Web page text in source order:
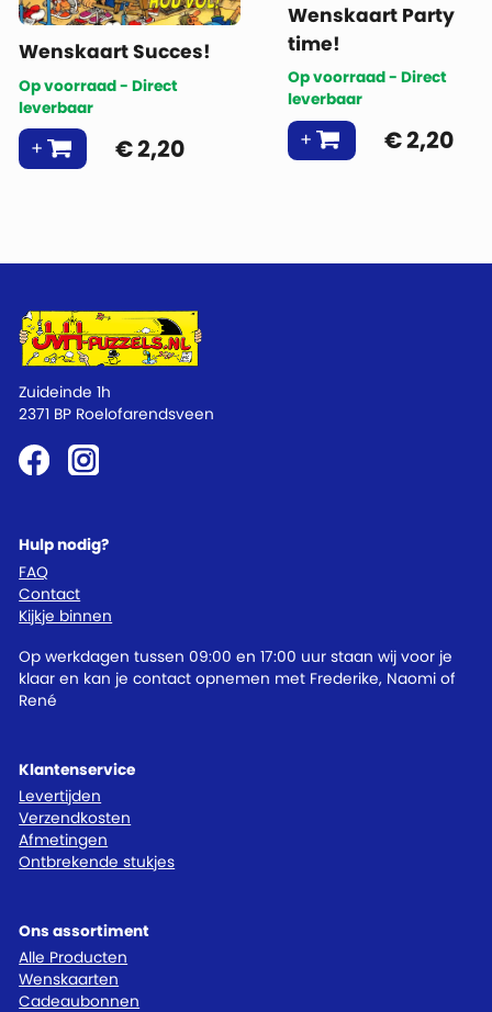
Wenskaart Succes!
Op voorraad - Direct
leverbaar
€2,20
Wenskaart Party
time!
Op voorraad - Direct
leverbaar
€2,20
Klantenservice
Levertijden
Verzendkosten
Afmetingen
Ontbrekende stukjes
Ons assortiment
Alle Producten
Wenskaarten
Cadeaubonnen
Hulp nodig?
FAQ
Contact
Kijkje binnen
Op werkdagen tussen 09:00 en 17:00 uur staan wij voor je
klaar en kan je contact opnemen met Frederike, Naomi of
René
Zuideinde 1h
2371 BP Roelofarendsveen